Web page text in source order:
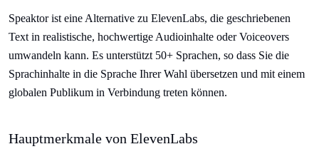
Speaktor ist eine Alternative zu ElevenLabs, die geschriebenen
Text in realistische, hochwertige Audioinhalte oder Voiceovers
umwandeln kann. Es unterstützt 50+ Sprachen, so dass Sie die
Sprachinhalte in die Sprache Ihrer Wahl übersetzen und mit einem
globalen Publikum in Verbindung treten können.
Hauptmerkmale von ElevenLabs